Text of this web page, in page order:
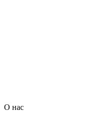
О нас